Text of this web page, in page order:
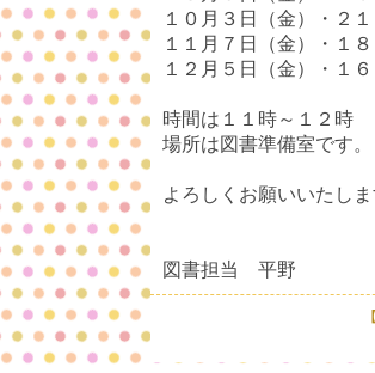
１０月３日（金）・２
１１月７日（金）・１
１２月５日（金）・
時間は１１時～１２時
場所は図書準備室です。
よろしくお願いいたし
図書担当 平野